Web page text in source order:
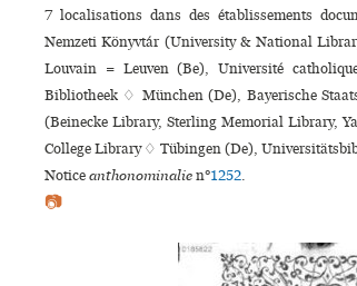
7 localisations dans des établissements
Nemzeti Könyvtár (University & National
Louvain = Leuven (Be), Université
Bibliotheek ♢ München (De), Bayerische
(Beinecke Library, Sterling Memorial Library,
College Library ♢ Tübingen (De),
Noticeanthonominalien°1252.
📷